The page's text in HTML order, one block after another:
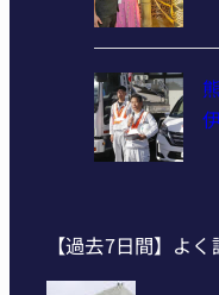
【過去7日間】よ